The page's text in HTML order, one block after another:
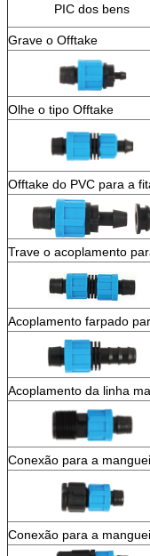
PIC dos bens
Grave o Offtake
Olhe o tipo Offtake
Offtake do PVC para a
Trave o acoplamento
Acoplamento farpado
Acoplamento da linha
Conexão para a
Conexão para a